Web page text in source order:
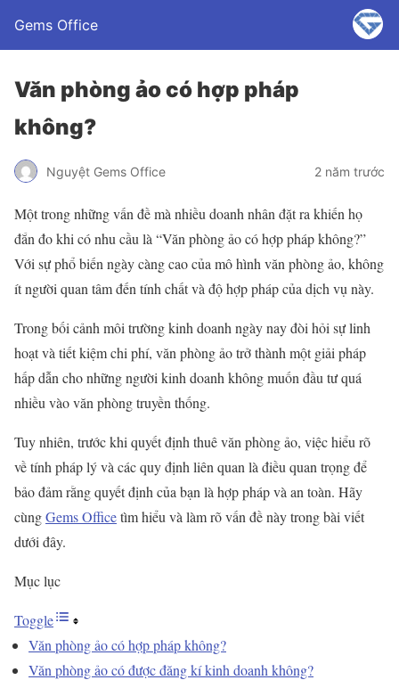
Gems Office
Văn phòng ảo có hợp pháp
không?
Nguyệt Gems Office 2 năm trước
Một trong những vấn đề mà nhiều doanh nhân đặt ra khiến họ
đắn đo khi có nhu cầu là “Văn phòng ảo có hợp pháp không?”
Với sự phổ biến ngày càng cao của mô hình văn phòng ảo, không
ít người quan tâm đến tính chất và độ hợp pháp của dịch vụ này.
Trong bối cảnh môi trường kinh doanh ngày nay đòi hỏi sự linh
hoạt và tiết kiệm chi phí, văn phòng ảo trở thành một giải pháp
hấp dẫn cho những người kinh doanh không muốn đầu tư quá
nhiều vào văn phòng truyền thống.
Tuy nhiên, trước khi quyết định thuê văn phòng ảo, việc hiểu rõ
về tính pháp lý và các quy định liên quan là điều quan trọng để
bảo đảm rằng quyết định của bạn là hợp pháp và an toàn. Hãy
cùngGems Officetìm hiểu và làm rõ vấn đề này trong bài viết
dưới đây.
Mục lục
Toggle
Văn phòng ảo có hợp pháp không?
Văn phòng ảo có được đăng kí kinh doanh không?